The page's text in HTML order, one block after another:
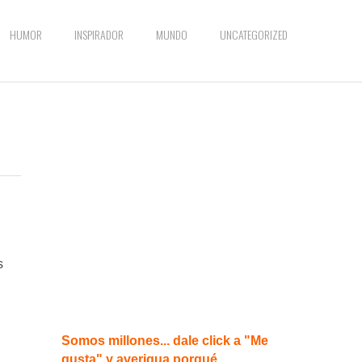
HUMOR INSPIRADOR MUNDO UNCATEGORIZED
Somos millones... dale click a "Me
gusta" y averigua porqué